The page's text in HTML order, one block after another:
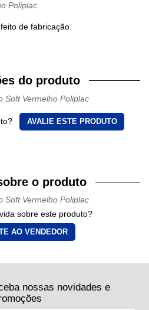
Poliplac
de fabricação.
do produto
Soft Vermelho Poliplac
AVALIE ESTE PRODUTO
o produto
Soft Vermelho Poliplac
sobre este produto?
AO VENDEDOR
nossas novidades e